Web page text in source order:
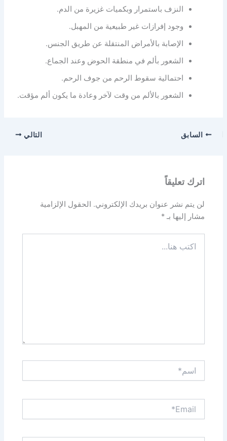
النزف باستمرار وبكميات غزيرة من الدم.
وجود إفرازات غير طبيعية من المهبل.
الإصابة بالأمراض المنتقلة عن طريق الجنس.
الشعور بألم في منطقة الحوض وعند الجماع.
احتمالية سقوط الرحم من جوف الرحم.
الشعور بالألم من وقت لآخر وعادة ما يكون ألم مؤقت.
السابق التالي
اترك تعليقاً
لن يتم نشر عنوان بريدك الإلكتروني.
الحقول الإلزامية
مشار إليها بـ*
هنا...